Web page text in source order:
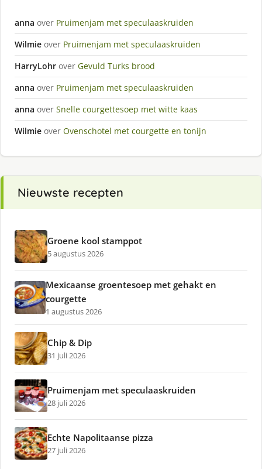
anna over Pruimenjam met speculaaskruiden
Wilmie over Pruimenjam met speculaaskruiden
HarryLohr over Gevuld Turks brood
anna over Pruimenjam met speculaaskruiden
anna over Snelle courgettesoep met witte kaas
Wilmie over Ovenschotel met courgette en tonijn
Nieuwste recepten
Groene kool stamppot
5 augustus 2026
Mexicaanse groentesoep met gehakt en
courgette
1 augustus 2026
Chip & Dip
31 juli 2026
Pruimenjam met speculaaskruiden
28 juli 2026
Echte Napolitaanse pizza
27 juli 2026